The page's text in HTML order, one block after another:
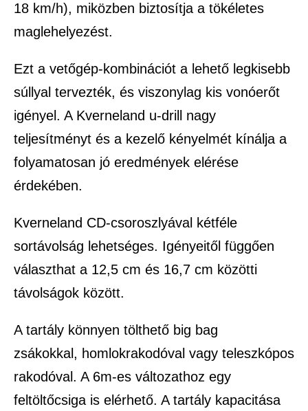
18 km/h), miközben biztosítja a tökéletes
maglehelyezést.
Ezt a vetőgép-kombinációt a lehető legkisebb
súllyal tervezték, és viszonylag kis vonóerőt
igényel. A Kverneland u-drill nagy
teljesítményt és a kezelő kényelmét kínálja a
folyamatosan jó eredmények elérése
érdekében.
Kverneland CD-csoroszlyával kétféle
sortávolság lehetséges. Igényeitől függően
választhat a 12,5 cm és 16,7 cm közötti
távolságok között.
A tartály könnyen tölthető big bag
zsákokkal, homlokrakodóval vagy teleszkópos
rakodóval. A 6m-es változathoz egy
feltöltőcsiga is elérhető. A tartály kapacitása